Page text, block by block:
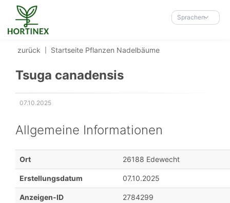
Accessibility-
Modus
aktivieren
Navigation
Inhalt
Sprachen
zurück Startseite Pflanzen Nadelbäume
Tsuga canadensis
07.10.2025
Allgemeine Informationen
Ort 26188 Edewecht
Erstellungsdatum 07.10.2025
Anzeigen-ID 2784299